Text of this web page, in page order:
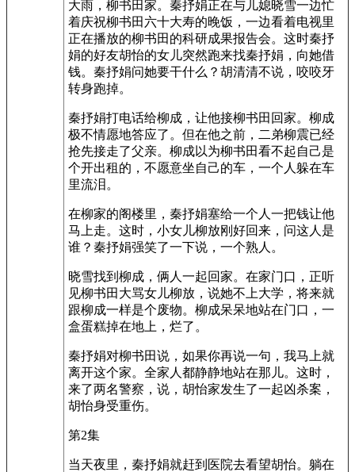
大雨，柳书田家。秦抒娟正在与儿媳晓雪一边忙
着庆祝柳书田六十大寿的晚饭，一边看着电视里
正在播放的柳书田的科研成果报告会。这时秦抒
娟的好友胡怡的女儿突然跑来找秦抒娟，向她借
钱。秦抒娟问她要干什么？胡清清不说，咬咬牙
转身跑掉。
秦抒娟打电话给柳成，让他接柳书田回家。柳成
极不情愿地答应了。但在他之前，二弟柳震已经
抢先接走了父亲。柳成以为柳书田看不起自己是
个开出租的，不愿意坐自己的车，一个人躲在车
里流泪。
在柳家的阁楼里，秦抒娟塞给一个人一把钱让他
马上走。这时，小女儿柳放刚好回来，问这人是
谁？秦抒娟强笑了一下说，一个熟人。
晓雪找到柳成，俩人一起回家。在家门口，正听
见柳书田大骂女儿柳放，说她不上大学，将来就
跟柳成一样是个废物。柳成呆呆地站在门口，一
盒蛋糕掉在地上，烂了。
秦抒娟对柳书田说，如果你再说一句，我马上就
离开这个家。全家人都静静地站在那儿。这时，
来了两名警察，说，胡怡家发生了一起凶杀案，
胡怡身受重伤。
第2集
当天夜里，秦抒娟就赶到医院去看望胡怡。躺在